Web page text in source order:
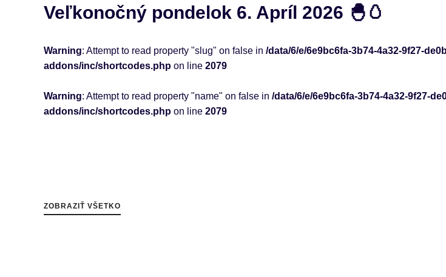
Veľkonočný pondelok 6. Apríl 2026 🐣🥚
Warning: Attempt to read property "slug" on false in /data/6/e/6e9bc6fa-3b74-4a32-9f27-
addons/inc/shortcodes.php on line 2079
Warning: Attempt to read property "name" on false in /data/6/e/6e9bc6fa-3b74-4a32-9f27-
addons/inc/shortcodes.php on line 2079
ZOBRAZIŤ VŠETKO